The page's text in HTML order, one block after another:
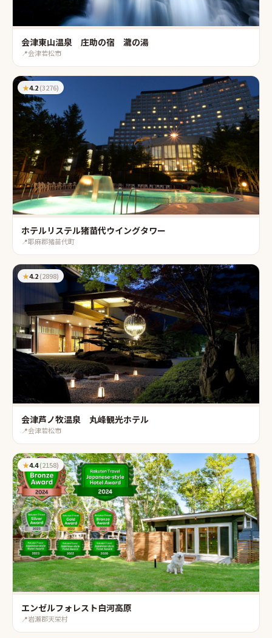
会津東山温泉 庄助の宿 瀧の湯
📍会津若松市
★4.2(3276)
ホテルリステル猪苗代ウイングタワー
📍耶麻郡猪苗代町
★4.2(2898)
会津芦ノ牧温泉 丸峰観光ホテル
📍会津若松市
★4.4(2158)
エンゼルフォレスト白河高原
📍岩瀬郡天栄村